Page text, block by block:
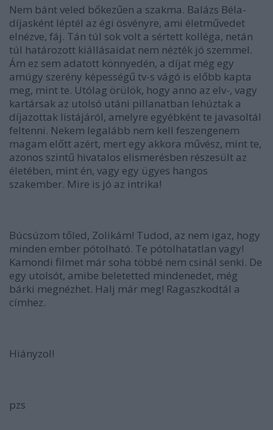
Nem bánt veled bőkezűen a szakma. Balázs Béla-
díjasként léptél az égi ösvényre, ami életművedet
elnézve, fáj. Tán túl sok volt a sértett kolléga, netán
túl határozott kiállásaidat nem nézték jó szemmel.
Ám ez sem adatott könnyedén, a díjat még egy
amúgy szerény képességű tv-s vágó is előbb kapta
meg, mint te. Utólag örülök, hogy anno az elv-, vagy
kartársak az utolsó utáni pillanatban lehúztak a
díjazottak listájáról, amelyre egyébként te javasoltál
feltenni. Nekem legalább nem kell feszengenem
magam előtt azért, mert egy akkora művész, mint te,
azonos szintű hivatalos elismerésben részesült az
életében, mint én, vagy egy ügyes hangos
szakember. Mire is jó az intrika!
Búcsúzom tőled, Zolikám! Tudod, az nem igaz, hogy
minden ember pótolható. Te pótolhatatlan vagy!
Kamondi filmet már soha többé nem csinál senki. De
egy utolsót, amibe beletetted mindenedet, még
bárki megnézhet. Halj már meg! Ragaszkodtál a
címhez.
Hiányzol!
pzs